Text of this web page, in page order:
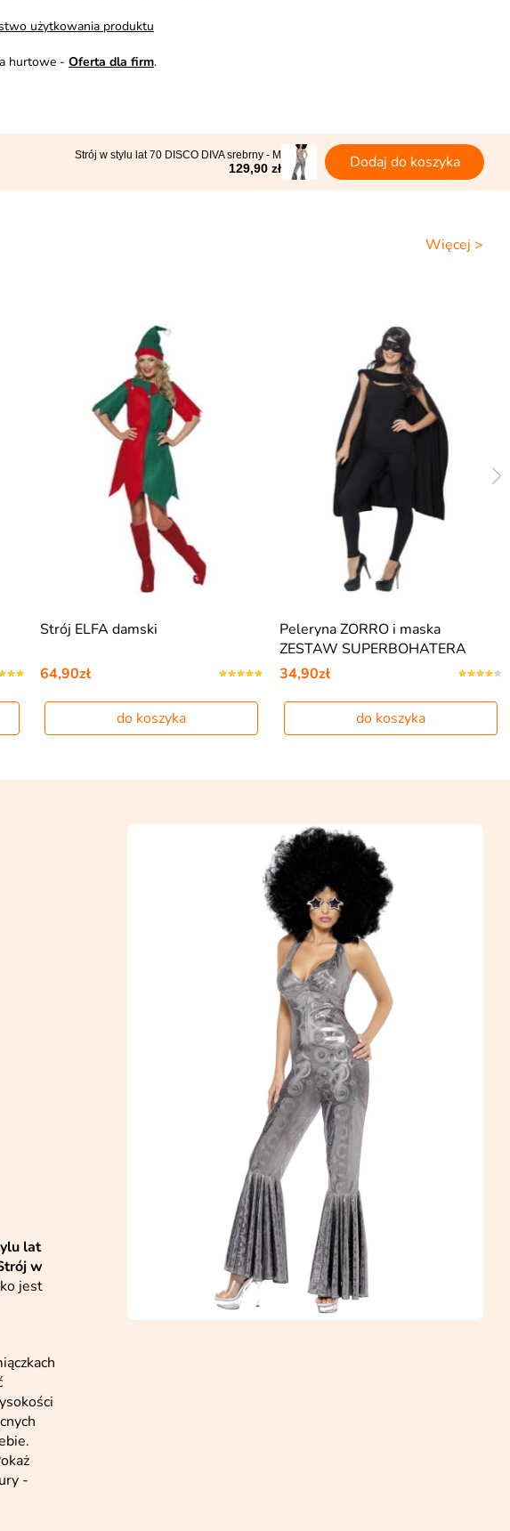
użytkowania produktu
hurtowe - Oferta dla firm.
Strój w stylu lat 70 DISCO DIVA srebrny - M
129,90 zł Dodaj do koszyka
Więcej >
Strój ELFA damski
64,90zł
do koszyka
Peleryna ZORRO i maska
ZESTAW SUPERBOHATERA
34,90zł
do koszyka
lat
w
jest
-